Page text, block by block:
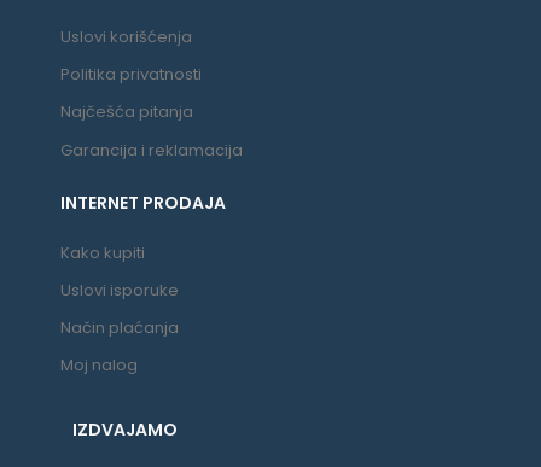
Uslovi korišćenja
Politika privatnosti
Najčešća pitanja
Garancija i reklamacija
INTERNET PRODAJA
Kako kupiti
Uslovi isporuke
Način plaćanja
Moj nalog
IZDVAJAMO